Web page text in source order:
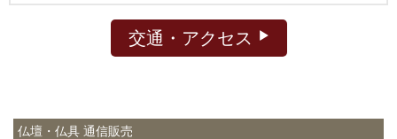
交通・アクセス
仏壇・仏具 通信販売